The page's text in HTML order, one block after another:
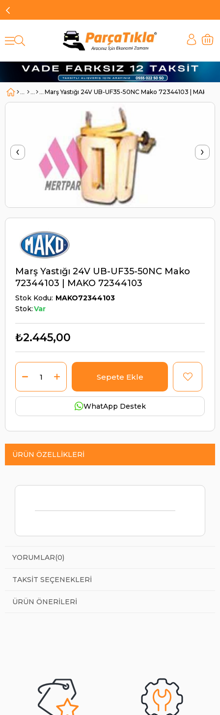
Marş Yastığı 24V UB-UF35-50NC Mako 72344103 | MAKO
‹ ›
Marş Yastığı 24V UB-UF35-50NC Mako
72344103 | MAKO 72344103
Stok Kodu MAKO72344103
Stok:Var
₺2.445,00
WhatApp Destek
ÜRÜN ÖZELLIKLERI
YORUMLAR(0)
TAKSIT SEÇENEKLERI
ÜRÜN ÖNERILERI